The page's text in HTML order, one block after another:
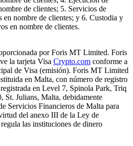
de clientes; 5. Servicios de
en nombre de clientes; y 6. Custodia y
en nombre de clientes.
por Foris MT Limited. Foris
la tarjeta Visa Crypto.com conforme a
de Visa (emisión). Foris MT Limited
en Malta, con número de registro
en Level 7, Spinola Park, Triq
Julians, Malta, debidamente
Servicios Financieros de Malta para
del anexo III de la Ley de
las instituciones de dinero